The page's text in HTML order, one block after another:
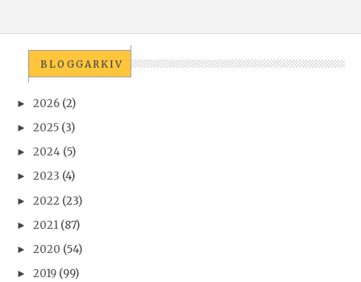
BLOGGARKIV
► 2026 (2)
► 2025 (3)
► 2024 (5)
► 2023 (4)
► 2022 (23)
► 2021 (87)
► 2020 (54)
► 2019 (99)